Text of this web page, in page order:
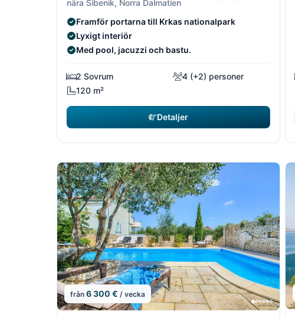
nära Sibenik, Norra Dalmatien
Framför portarna till Krkas nationalpark
Lyxigt interiör
Med pool, jacuzzi och bastu.
2 Sovrum
4 (+2) personer
120 m²
Detaljer
från 6 300 € / vecka